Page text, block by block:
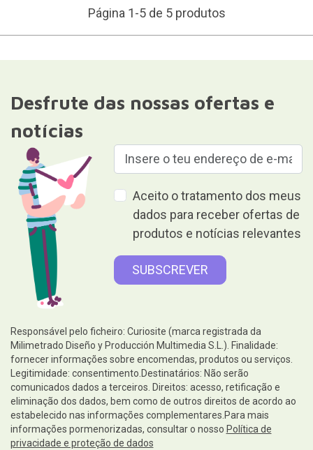
Página 1-5 de 5 produtos
Desfrute das nossas ofertas e
notícias
Aceito o tratamento dos meus
dados para receber ofertas de
produtos e notícias relevantes
Responsável pelo ficheiro: Curiosite (marca registrada da
Milimetrado Diseño y Producción Multimedia S.L.). Finalidade:
fornecer informações sobre encomendas, produtos ou serviços.
Legitimidade: consentimento.Destinatários: Não serão
comunicados dados a terceiros. Direitos: acesso, retificação e
eliminação dos dados, bem como de outros direitos de acordo ao
estabelecido nas informações complementares.Para mais
informações pormenorizadas, consultar o nosso Política de
privacidade e proteção de dados